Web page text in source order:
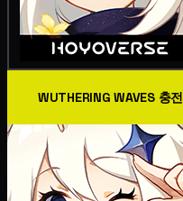
WUTHERING WAVES 충전